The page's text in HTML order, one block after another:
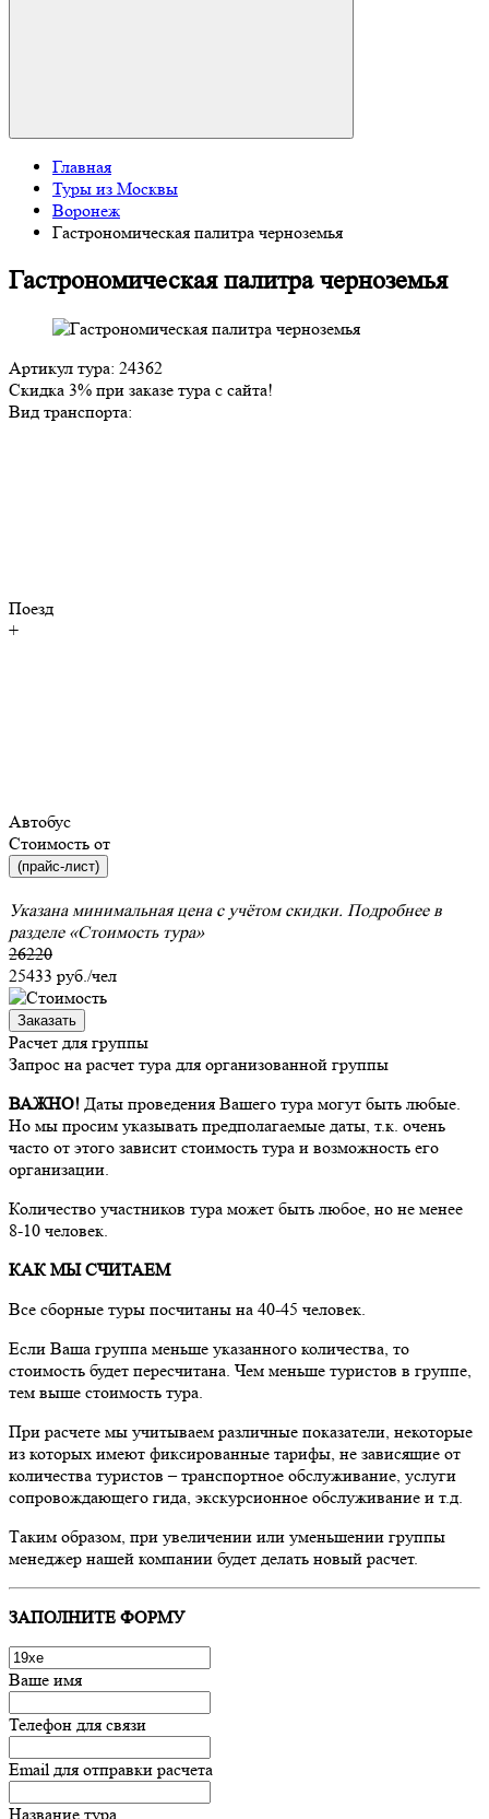
Главная
Туры из Москвы
Воронеж
Гастрономическая палитра черноземья
Гастрономическая палитра черноземья
Артикул тура: 24362
Скидка 3% при заказе тура с сайта!
Вид транспорта:
Поезд
+
Автобус
Стоимость от
(прайс-лист)
Указана минимальная цена с учётом скидки. Подробнее в
разделе «Стоимость тура»
26220
25433 руб./чел
Заказать
Расчет для группы
Запрос на расчет тура для организованной группы
ВАЖНО! Даты проведения Вашего тура могут быть любые.
Но мы просим указывать предполагаемые даты, т.к. очень
часто от этого зависит стоимость тура и возможность его
организации.
Количество участников тура может быть любое, но не менее
8-10 человек.
КАК МЫ СЧИТАЕМ
Все сборные туры посчитаны на 40-45 человек.
Если Ваша группа меньше указанного количества, то
стоимость будет пересчитана. Чем меньше туристов в группе,
тем выше стоимость тура.
При расчете мы учитываем различные показатели, некоторые
из которых имеют фиксированные тарифы, не зависящие от
количества туристов – транспортное обслуживание, услуги
сопровождающего гида, экскурсионное обслуживание и т.д.
Таким образом, при увеличении или уменьшении группы
менеджер нашей компании будет делать новый расчет.
ЗАПОЛНИТЕ ФОРМУ
Ваше имя
Телефон для связи
Email для отправки расчета
Название тура